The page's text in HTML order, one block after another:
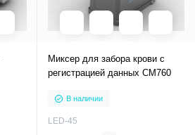
Миксер для забора крови с
регистрацией данных CM760
В наличии
LED-45